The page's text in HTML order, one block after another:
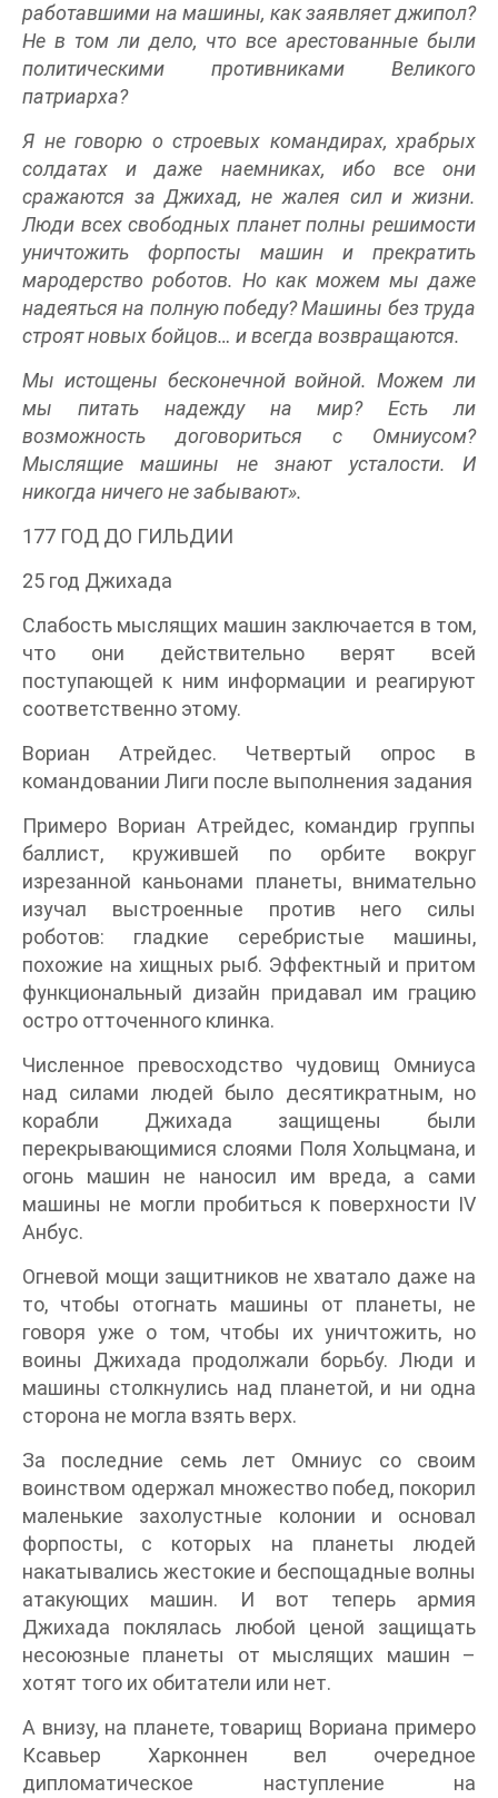
работавшими на машины, как заявляет джипол?
Не в том ли дело, что все арестованные были
политическими противниками Великого
патриарха?
Я не говорю о строевых командирах, храбрых
солдатах и даже наемниках, ибо все они
сражаются за Джихад, не жалея сил и жизни.
Люди всех свободных планет полны решимости
уничтожить форпосты машин и прекратить
мародерство роботов. Но как можем мы даже
надеяться на полную победу? Машины без труда
строят новых бойцов… и всегда возвращаются.
Мы истощены бесконечной войной. Можем ли
мы питать надежду на мир? Есть ли
возможность договориться с Омниусом?
Мыслящие машины не знают усталости. И
никогда ничего не забывают».
177 ГОД ДО ГИЛЬДИИ
25 год Джихада
Слабость мыслящих машин заключается в том,
что они действительно верят всей
поступающей к ним информации и реагируют
соответственно этому.
Вориан Атрейдес. Четвертый опрос в
командовании Лиги после выполнения задания
Примеро Вориан Атрейдес, командир группы
баллист, кружившей по орбите вокруг
изрезанной каньонами планеты, внимательно
изучал выстроенные против него силы
роботов: гладкие серебристые машины,
похожие на хищных рыб. Эффектный и притом
функциональный дизайн придавал им грацию
остро отточенного клинка.
Численное превосходство чудовищ Омниуса
над силами людей было десятикратным, но
корабли Джихада защищены были
перекрывающимися слоями Поля Хольцмана, и
огонь машин не наносил им вреда, а сами
машины не могли пробиться к поверхности IV
Анбус.
Огневой мощи защитников не хватало даже на
то, чтобы отогнать машины от планеты, не
говоря уже о том, чтобы их уничтожить, но
воины Джихада продолжали борьбу. Люди и
машины столкнулись над планетой, и ни одна
сторона не могла взять верх.
За последние семь лет Омниус со своим
воинством одержал множество побед, покорил
маленькие захолустные колонии и основал
форпосты, с которых на планеты людей
накатывались жестокие и беспощадные волны
атакующих машин. И вот теперь армия
Джихада поклялась любой ценой защищать
несоюзные планеты от мыслящих машин –
хотят того их обитатели или нет.
А внизу, на планете, товарищ Вориана примеро
Ксавьер Харконнен вел очередное
дипломатическое наступление на